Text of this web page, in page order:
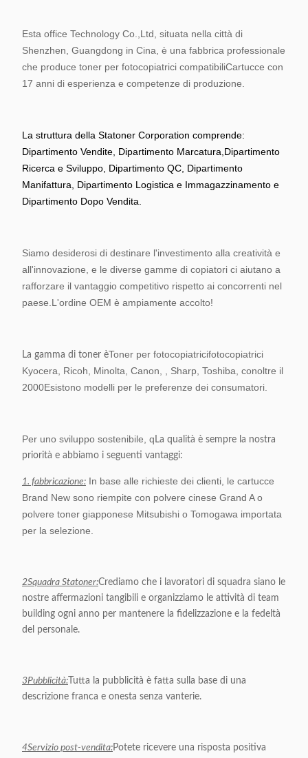
Esta office Technology Co.,Ltd, situata nella città di
Shenzhen, Guangdong in Cina, è una fabbrica professionale
che produce toner per fotocopiatrici compatibiliCartucce con
17 anni di esperienza e competenze di produzione.
La struttura della Statoner Corporation comprende:
Dipartimento Vendite, Dipartimento Marcatura, Dipartimento
Ricerca e Sviluppo, Dipartimento QC, Dipartimento
Manifattura, Dipartimento Logistica e Immagazzinamento e
Dipartimento Dopo Vendita.
Siamo desiderosi di destinare l'investimento alla creatività e
all'innovazione, e le diverse gamme di copiatori ci aiutano a
rafforzare il vantaggio competitivo rispetto ai concorrenti nel
paese.L'ordine OEM è ampiamente accolto!
La gamma di toner èToner per fotocopiatricifotocopiatrici
Kyocera, Ricoh, Minolta, Canon, , Sharp, Toshiba, conoltre il
2000Esistono modelli per le preferenze dei consumatori.
Per uno sviluppo sostenibile, q La qualità è sempre la nostra
priorità e abbiamo i seguenti vantaggi:
1. fabbricazione: In base alle richieste dei clienti, le cartucce
Brand New sono riempite con polvere cinese Grand A o
polvere toner giapponese Mitsubishi o Tomogawa importata
per la selezione.
2Squadra Statoner:Crediamo che i lavoratori di squadra siano le
nostre affermazioni tangibili e organizziamo le attività di team
building ogni anno per mantenere la fidelizzazione e la fedeltà
del personale.
3Pubblicità: Tutta la pubblicità è fatta sulla base di una
descrizione franca e onesta senza vanterie.
4Servizio post-vendita:Potete ricevere una risposta positiva